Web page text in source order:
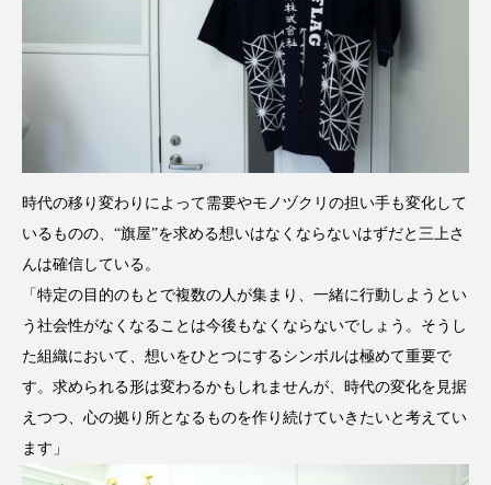
時代の移り変わりによって需要やモノヅクリの担い手も変化して
いるものの、“旗屋”を求める想いはなくならないはずだと三上さ
んは確信している。
「特定の目的のもとで複数の人が集まり、一緒に行動しようとい
う社会性がなくなることは今後もなくならないでしょう。そうし
た組織において、想いをひとつにするシンボルは極めて重要で
す。求められる形は変わるかもしれませんが、時代の変化を見据
えつつ、心の拠り所となるものを作り続けていきたいと考えてい
ます」